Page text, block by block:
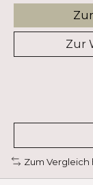
Zur
Zum Vergleich